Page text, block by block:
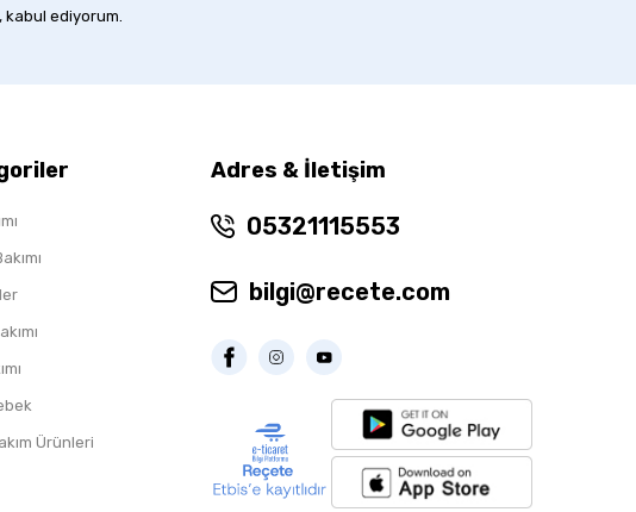
kabul ediyorum.
Ürünleri
Adres & İletişim
05321115553
bilgi@recete.com